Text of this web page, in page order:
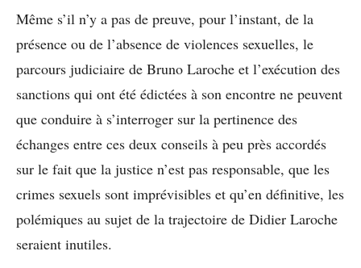
Même s’il n’y a pas de preuve, pour l’instant, de la
présence ou de l’absence de violences sexuelles, le
parcours judiciaire de Bruno Laroche et l’exécution des
sanctions qui ont été édictées à son encontre ne peuvent
que conduire à s’interroger sur la pertinence des
échanges entre ces deux conseils à peu près accordés
sur le fait que la justice n’est pas responsable, que les
crimes sexuels sont imprévisibles et qu’en définitive, les
polémiques au sujet de la trajectoire de Didier Laroche
seraient inutiles.